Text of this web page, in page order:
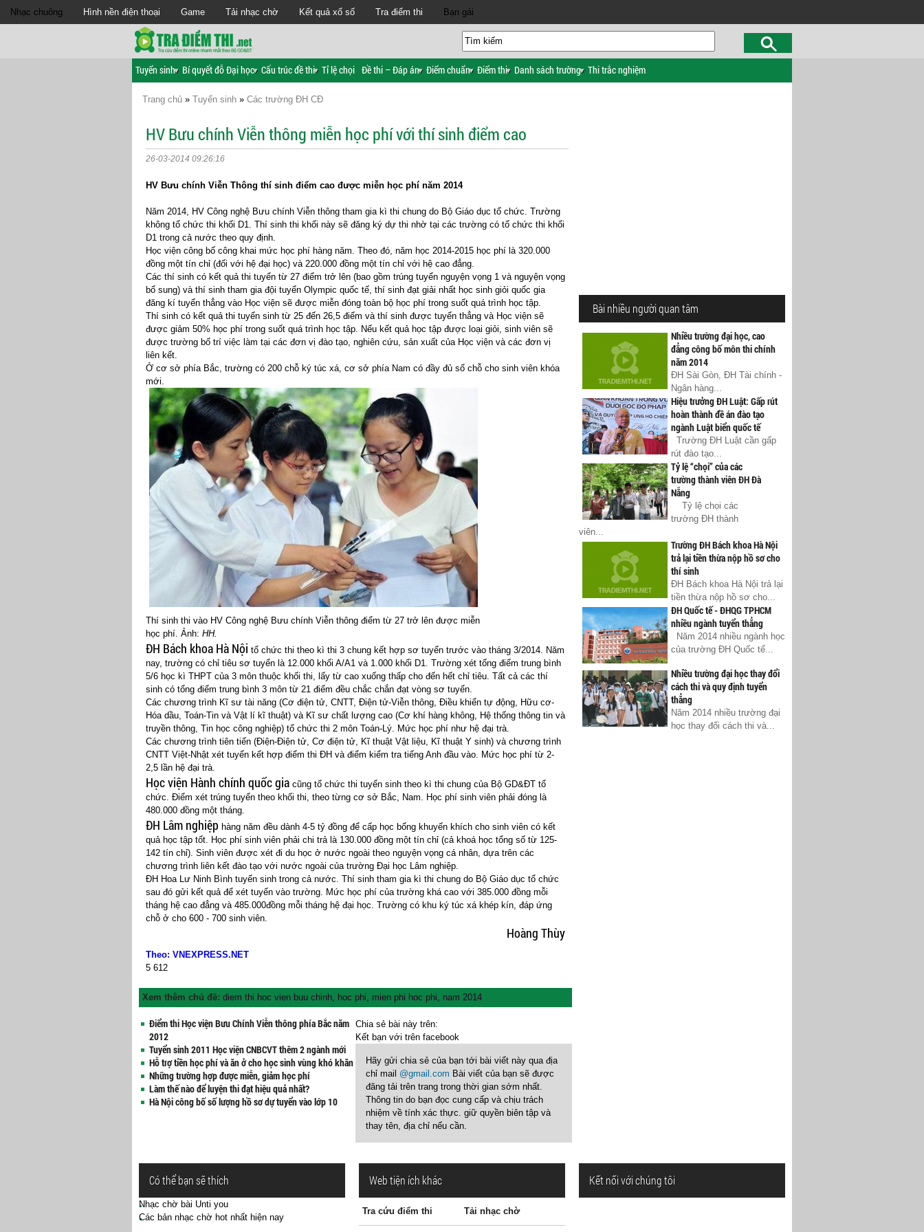
Nhạc chuông Hình nền điện thoại Game Tải nhạc chờ Kết quả xổ số Tra điểm thi Bạn gái
Tuyển sinh Bí quyết đỗ Đại học Cấu trúc đề thi Tỉ lệ chọi Đề thi – Đáp án Điểm chuẩn Điểm thi Danh sách trường Thi trắc nghiệm
Trang chủ » Tuyển sinh » Các trường ĐH CĐ
HV Bưu chính Viễn thông miễn học phí với thí sinh điểm cao
26-03-2014 09:26:16
HV Bưu chính Viễn Thông thí sinh điểm cao được miễn học phí năm 2014
Năm 2014, HV Công nghệ Bưu chính Viễn thông tham gia kì thi chung do Bộ Giáo dục tổ chức. Trường
không tổ chức thi khối D1. Thí sinh thi khối này sẽ đăng ký dự thi nhờ tại các trường có tổ chức thi khối
D1 trong cả nước theo quy định.
Học viện công bố công khai mức học phí hàng năm. Theo đó, năm học 2014-2015 học phí là 320.000
đồng một tín chỉ (đối với hệ đại học) và 220.000 đồng một tín chỉ với hệ cao đẳng.
Các thí sinh có kết quả thi tuyển từ 27 điểm trở lên (bao gồm trúng tuyển nguyện vọng 1 và nguyện vọng
bổ sung) và thí sinh tham gia đội tuyển Olympic quốc tế, thí sinh đạt giải nhất học sinh giỏi quốc gia
đăng kí tuyển thẳng vào Học viện sẽ được miễn đóng toàn bộ học phí trong suốt quá trình học tập.
Thí sinh có kết quả thi tuyển sinh từ 25 đến 26,5 điểm và thí sinh được tuyển thẳng và Học viện sẽ
được giảm 50% học phí trong suốt quá trình học tập. Nếu kết quả học tập được loại giỏi, sinh viên sẽ
được trường bố trí việc làm tại các đơn vị đào tạo, nghiên cứu, sản xuất của Học viện và các đơn vị
liên kết.
Ở cơ sở phía Bắc, trường có 200 chỗ ký túc xá, cơ sở phía Nam có đầy đủ số chỗ cho sinh viên khóa
mới.
Thí sinh thi vào HV Công nghệ Bưu chính Viễn thông điểm từ 27 trở lên được miễn
học phí. Ảnh: HH.
ĐH Bách khoa Hà Nội tổ chức thi theo kì thi 3 chung kết hợp sơ tuyển trước vào tháng 3/2014. Năm
nay, trường có chỉ tiêu sơ tuyển là 12.000 khối A/A1 và 1.000 khối D1. Trường xét tổng điểm trung bình
5/6 học kì THPT của 3 môn thuộc khối thi, lấy từ cao xuống thấp cho đến hết chỉ tiêu. Tất cả các thí
sinh có tổng điểm trung bình 3 môn từ 21 điểm đều chắc chắn đạt vòng sơ tuyển.
Các chương trình Kĩ sư tài năng (Cơ điện tử, CNTT, Điện tử-Viễn thông, Điều khiển tự động, Hữu cơ-
Hóa dầu, Toán-Tin và Vật lí kĩ thuật) và Kĩ sư chất lượng cao (Cơ khí hàng không, Hệ thống thông tin và
truyền thông, Tin học công nghiệp) tổ chức thi 2 môn Toán-Lý. Mức học phí như hệ đại trà.
Các chương trình tiên tiến (Điện-Điện tử, Cơ điện tử, Kĩ thuật Vật liệu, Kĩ thuật Y sinh) và chương trình
CNTT Việt-Nhật xét tuyển kết hợp điểm thi ĐH và điểm kiểm tra tiếng Anh đầu vào. Mức học phí từ 2-
2,5 lần hệ đại trà.
Học viện Hành chính quốc gia cũng tổ chức thi tuyển sinh theo kì thi chung của Bộ GD&ĐT tổ
chức. Điểm xét trúng tuyển theo khối thi, theo từng cơ sở Bắc, Nam. Học phí sinh viên phải đóng là
480.000 đồng một tháng.
ĐH Lâm nghiệp hàng năm đều dành 4-5 tỷ đồng để cấp học bổng khuyến khích cho sinh viên có kết
quả học tập tốt. Học phí sinh viên phải chi trả là 130.000 đồng một tín chỉ (cả khoá học tổng số từ 125-
142 tín chỉ). Sinh viên được xét đi du học ở nước ngoài theo nguyện vọng cá nhân, dựa trên các
chương trình liên kết đào tạo với nước ngoài của trường Đại học Lâm nghiệp.
ĐH Hoa Lư Ninh Bình tuyển sinh trong cả nước. Thí sinh tham gia kì thi chung do Bộ Giáo dục tổ chức
sau đó gửi kết quả để xét tuyển vào trường. Mức học phí của trường khá cao với 385.000 đồng mỗi
tháng hệ cao đẳng và 485.000đồng mỗi tháng hệ đại học. Trường có khu ký túc xá khép kín, đáp ứng
chỗ ở cho 600 - 700 sinh viên.
Hoàng Thùy
Theo: VNEXPRESS.NET
5 612
Xem thêm chủ đề: diem thi hoc vien buu chinh, hoc phi, mien phi hoc phi, nam 2014
Điểm thi Học viện Bưu Chính Viễn thông phía Bắc năm
2012
Tuyển sinh 2011 Học viện CNBCVT thêm 2 ngành mới
Hỗ trợ tiền học phí và ăn ở cho học sinh vùng khó khăn
Những trường hợp được miễn, giảm học phí
Làm thế nào để luyện thi đạt hiệu quả nhất?
Hà Nội công bố số lượng hồ sơ dự tuyển vào lớp 10
Chia sẻ bài này trên:
Kết bạn với trên facebook
Hãy gửi chia sẻ của bạn tới bài viết này qua địa
chỉ mail @gmail.com Bài viết của bạn sẽ được
đăng tải trên trang trong thời gian sớm nhất.
Thông tin do bạn đọc cung cấp và chịu trách
nhiệm về tính xác thực. giữ quyền biên tập và
thay tên, địa chỉ nếu cần.
Bài nhiều người quan tâm
Nhiều trường đại học, cao
đẳng công bố môn thi chính
năm 2014
ĐH Sài Gòn, ĐH Tài chính -
Ngân hàng...
Hiệu trưởng ĐH Luật: Gấp rút
hoàn thành đề án đào tạo
ngành Luật biển quốc tế
Trường ĐH Luật cần gấp
rút đào tạo...
Tỷ lệ “chọi” của các
trường thành viên ĐH Đà
Nẵng
Tỷ lệ chọi các
trường ĐH thành
viên...
Trường ĐH Bách khoa Hà Nội
trả lại tiền thừa nộp hồ sơ cho
thí sinh
ĐH Bách khoa Hà Nội trả lại
tiền thừa nộp hồ sơ cho...
ĐH Quốc tế - ĐHQG TPHCM
nhiều ngành tuyển thẳng
Năm 2014 nhiều ngành học
của trường ĐH Quốc tế...
Nhiều trường đại học thay đổi
cách thi và quy định tuyển
thẳng
Năm 2014 nhiều trường đại
học thay đổi cách thi và...
Có thể bạn sẽ thích
Nhạc chờ bài Unti you
Các bản nhạc chờ hot nhất hiện nay
Web tiện ích khác
Tra cứu điểm thi Tải nhạc chờ
Kết nối với chúng tôi